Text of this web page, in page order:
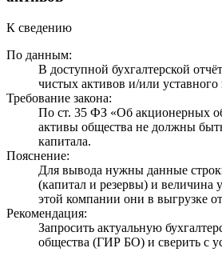
К сведению
По данным:
В доступной бухгалтерской
чистых активов и/или уставного
Требование закона:
По ст. 35 ФЗ «Об акционерных
активы общества не должны
капитала.
Пояснение:
Для вывода нужны данные
(капитал и резервы) и величина
этой компании они в выгрузке
Рекомендация:
Запросить актуальную
общества (ГИР БО) и сверить с